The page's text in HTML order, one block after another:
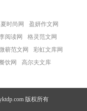
时尚网
盈妍作文网
阅读网
格灵范文网
蕲范文网
彩虹文库网
饮网
高尔夫文库
版权所有